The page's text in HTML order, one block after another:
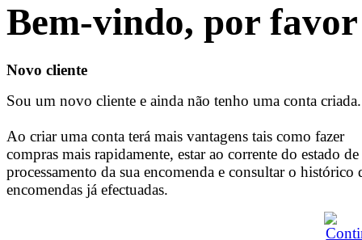
Bem-vindo, por favor
Novo cliente
Sou um novo cliente e ainda não tenho uma conta criada.
Ao criar uma conta terá mais vantagens tais como fazer
compras mais rapidamente, estar ao corrente do estado de
processamento da sua encomenda e consultar o histórico
encomendas já efectuadas.